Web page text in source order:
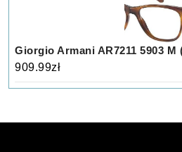
Giorgio Armani AR7211 5903 M
909.99zł